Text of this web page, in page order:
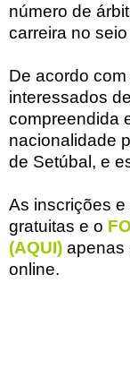
número de
carreira no
De acordo
interessados
compreendida
nacionalidade
de Setúbal, e
As inscrições
gratuitas e o
(AQUI) apenas
online.